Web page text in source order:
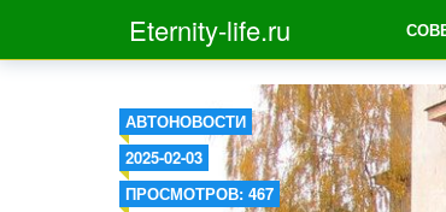
Eternity-life.ru
АВТОНОВОСТИ
2025-02-03
ПРОСМОТРОВ: 467